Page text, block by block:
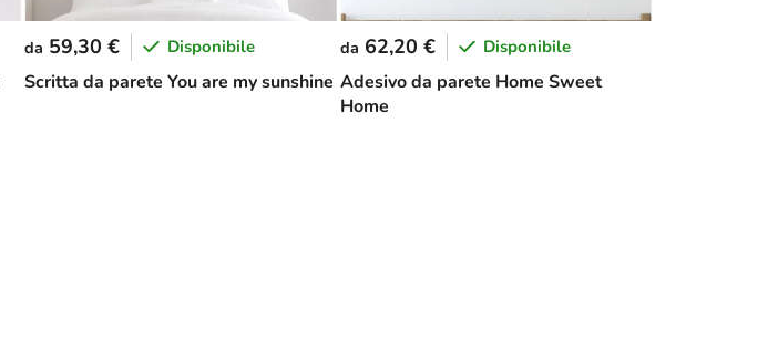
Scritta da parete You are my sunshine
da 59,30 € Disponibile
Adesivo da parete Home Sweet
Home
da 62,20 € Disponibile